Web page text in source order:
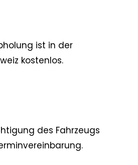
ist in der
kostenlos.
des Fahrzeugs